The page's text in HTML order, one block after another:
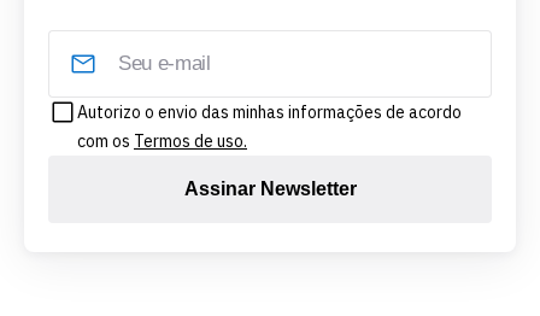
Autorizo o envio das minhas informações de acordo
com os Termos de uso.
Assinar Newsletter